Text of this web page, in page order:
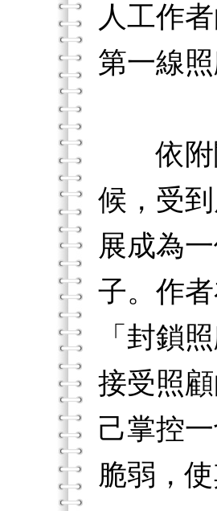
人工作
第一線
依附關
候，受
展成為
子。作
「封鎖
接受照
己掌控
脆弱，